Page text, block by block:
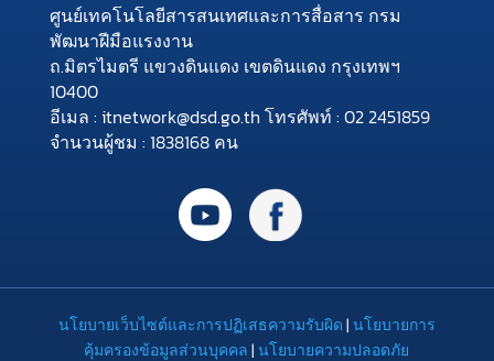
ศูนย์เทคโนโลยีสารสนเทศและการสื่อสาร กรม
พัฒนาฝีมือแรงงาน
ถ.มิตรไมตรี แขวงดินแดง เขตดินแดง กรุงเทพฯ
10400
อีเมล : itnetwork@dsd.go.th โทรศัพท์ : 02 2451859
จำนวนผู้ชม : 1838168 คน
นโยบายเว็บไซต์และการปฏิเสธความรับผิด|นโยบายการ
คุ้มครองข้อมูลส่วนบุคคล|นโยบายความปลอดภัย